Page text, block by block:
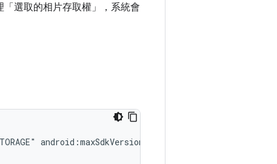
選取的相片存取權」，系統會
android:maxSdkVersion="32"